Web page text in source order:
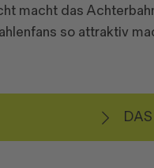
macht das
so attraktiv